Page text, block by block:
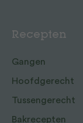
Recepten
Gangen
Hoofdgerecht
Tussengerecht
Bakrecepten